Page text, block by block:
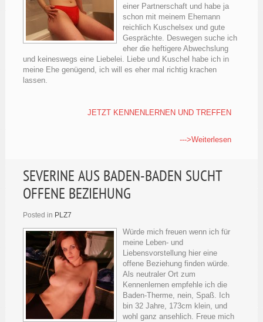
einer Partnerschaft und habe ja
schon mit meinem Ehemann
reichlich Kuschelsex und gute
Gesprächte. Deswegen suche ich
eher die heftigere Abwechslung
und keineswegs eine Liebelei. Liebe und Kuschel habe ich in
meine Ehe genügend, ich will es eher mal richtig krachen
lassen.
JETZT KENNENLERNEN UND TREFFEN
--->Weiterlesen
SEVERINE AUS BADEN-BADEN SUCHT
OFFENE BEZIEHUNG
Posted in PLZ7
Würde mich freuen wenn ich für
meine Leben- und
Liebensvorstellung hier eine
offene Beziehung finden würde.
Als neutraler Ort zum
Kennenlernen empfehle ich die
Baden-Therme, nein, Spaß. Ich
bin 32 Jahre, 173cm klein, und
wohl ganz ansehlich. Freue mich